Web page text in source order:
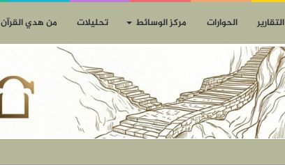
التقارير الحوارات مركز الوسائط تحليلات من هدي القرآن